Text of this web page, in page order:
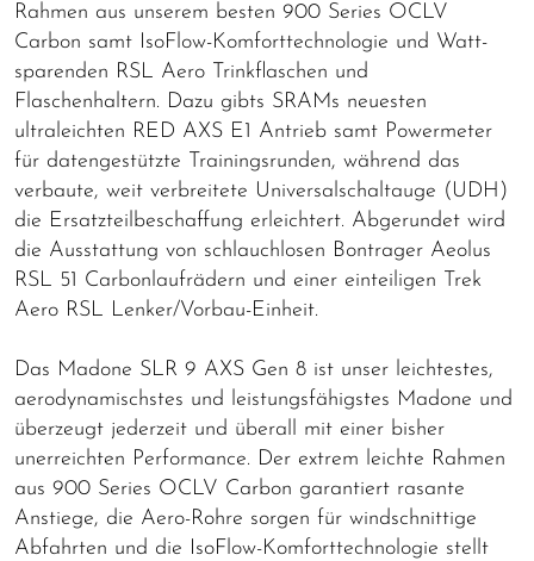
Rahmen aus unserem besten 900 Series OCLV
Carbon samt IsoFlow-Komforttechnologie und Watt-
sparenden RSL Aero Trinkflaschen und
Flaschenhaltern. Dazu gibts SRAMs neuesten
ultraleichten RED AXS E1 Antrieb samt Powermeter
für datengestützte Trainingsrunden, während das
verbaute, weit verbreitete Universalschaltauge (UDH)
die Ersatzteilbeschaffung erleichtert. Abgerundet wird
die Ausstattung von schlauchlosen Bontrager Aeolus
RSL 51 Carbonlaufrädern und einer einteiligen Trek
Aero RSL Lenker/Vorbau-Einheit.
Das Madone SLR 9 AXS Gen 8 ist unser leichtestes,
aerodynamischstes und leistungsfähigstes Madone und
überzeugt jederzeit und überall mit einer bisher
unerreichten Performance. Der extrem leichte Rahmen
aus 900 Series OCLV Carbon garantiert rasante
Anstiege, die Aero-Rohre sorgen für windschnittige
Abfahrten und die IsoFlow-Komforttechnologie stellt